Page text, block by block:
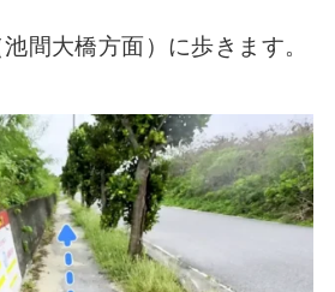
間大橋方面）に歩きます。